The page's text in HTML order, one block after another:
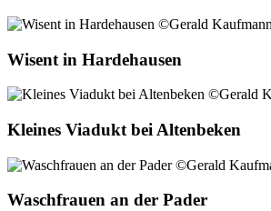
Wisent in Hardehausen
Kleines Viadukt bei Altenbeken
Waschfrauen an der Pader